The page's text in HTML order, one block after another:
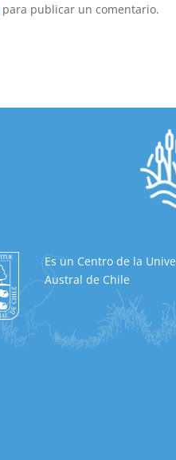
para publicar un comentario.
Es un Centro de la
Austral de Chile